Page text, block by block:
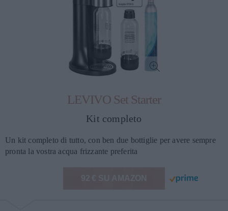
LEVIVO Set Starter
Kit completo
Un kit completo di tutto, con ben due bottiglie per avere sempre
pronta la vostra acqua frizzante preferita